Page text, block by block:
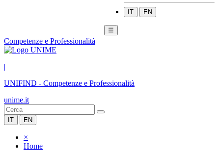
IT EN
☰
Competenze e Professionalità
|
UNIFIND - Competenze e Professionalità
unime.it
IT EN
×
Home